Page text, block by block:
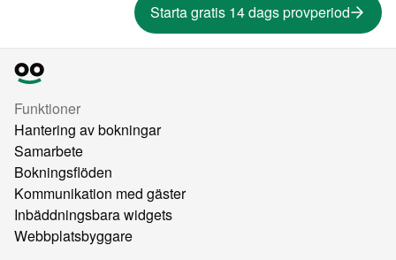
Starta gratis 14 dags provperiod
Funktioner
Hantering av bokningar
Samarbete
Bokningsflöden
Kommunikation med gäster
Inbäddningsbara widgets
Webbplatsbyggare